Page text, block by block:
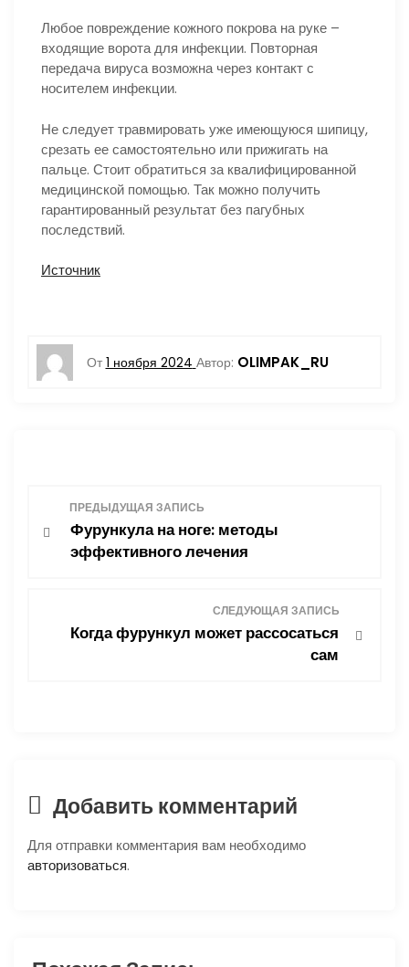
Любое повреждение кожного покрова на руке –
входящие ворота для инфекции. Повторная
передача вируса возможна через контакт с
носителем инфекции.
Не следует травмировать уже имеющуюся шипицу,
срезать ее самостоятельно или прижигать на
пальце. Стоит обратиться за квалифицированной
медицинской помощью. Так можно получить
гарантированный результат без пагубных
последствий.
Источник
От 1 ноября 2024 Автор: OLIMPAK_RU
и
я
п
з
ПРЕДЫДУЩАЯ ЗАПИСЬ
Фурункула на ноге: методы
эффективного лечения
СЛЕДУЮЩАЯ ЗАПИСЬ
Когда фурункул может рассосаться
сам
Добавить комментарий
Для отправки комментария вам необходимо
авторизоваться.